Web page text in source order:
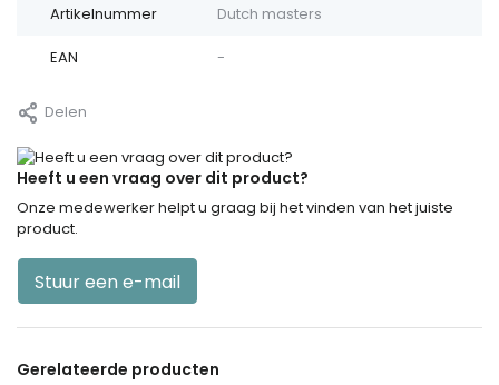
Artikelnummer Dutch masters
EAN -
Delen
Heeft u een vraag over dit product?
Onze medewerker helpt u graag bij het vinden van het juiste
product.
Stuur een e-mail
Gerelateerde producten